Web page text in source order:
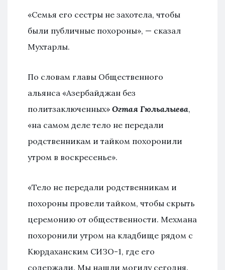
«Семья его сестры не захотела, чтобы
были публичные похороны», — сказал
Мухтарлы.
По словам главы Общественного
альянса «Азербайджан без
политзаключенных» Огтая Гюльалыева,
«на самом деле тело не передали
родственникам и тайком похоронили
утром в воскресенье».
«Тело не передали родственникам и
похороны провели тайком, чтобы скрыть
церемонию от общественности. Мехмана
похоронили утром на кладбище рядом с
Кюрдаханским СИЗО-1, где его
содержали. Мы нашли могилу сегодня.